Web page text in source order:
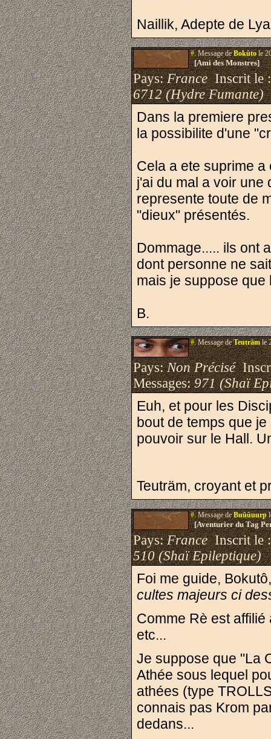
Naillik, Adepte de
#.Message deBokûtole
[Ami des Monstres]
Pays:FranceInscrit le
6712 (Hydre Fumante)
Dans la premiere
la possibilite d'une
Cela a ete suprime
j'ai du mal a voir une
represente toute de
"dieux" présentés.
Dommage..... ils ont
dont personne ne
mais je suppose que
B.
#.Message deTeuträmle
Pays:Non Précisé
Messages:971 (Shaï
Euh, et pour les
bout de temps que
pouvoir sur le Hall.
Teuträm, croyant et
#.Message deBuûûuurp
[Aventurier du Tag
Pays:FranceInscrit le
510 (Shaï Epileptique)
Foi me guide,
cultes majeurs ci
Comme Rè est
etc...
Je suppose que "La
Athée sous lequel
athées (type
connais pas Krom
dedans...